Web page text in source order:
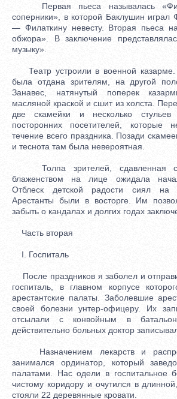
Первая пьеса называлась
соперники», в которой Баклушин играл
— Филаткину невесту. Вторая пьеса
обжора». В заключение
музыку».
Театр устроили в военной
была отдана зрителям, на другой
Занавес, натянутый поперек
масляной краской и сшит из холста.
две скамейки и несколько
посторонних посетителей, которые
течение всего праздника. Позади
и теснота там была невероятная.
Толпа зрителей, сдавленная
блаженством на лице ожидала
Отблеск детской радости сиял на
Арестанты были в восторге. Им
забыть о кандалах и долгих годах
Часть вторая
I. Госпиталь
После праздников я заболел и
госпиталь, в главном корпусе
арестантские палаты. Заболевшие
своей болезни унтер-офицеру. Их
отсылали с конвойным в
действительно больных доктор
Назначением лекарств и
занимался ординатор, который
палатами. Нас одели в госпитальное
чистому коридору и очутился в
стояли 22 деревянные кровати.